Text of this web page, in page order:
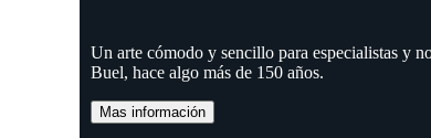
Un arte cómodo y sencillo para especialistas y
Buel, hace algo más de 150 años.
Mas información